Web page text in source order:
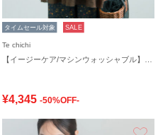
タイムセール対象 SALE
Te chichi
¥4,345 -50%OFF-
お気に入り